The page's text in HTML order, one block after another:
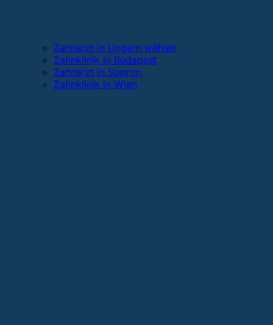
Zahnarzt in Ungarn wählen
Zahnklinik in Budapest
Zahnarzt in Sopron
Zahnklinik in Wien